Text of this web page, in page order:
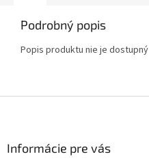
Podrobný popis
Popis produktu nie je dostupný
Informácie pre vás